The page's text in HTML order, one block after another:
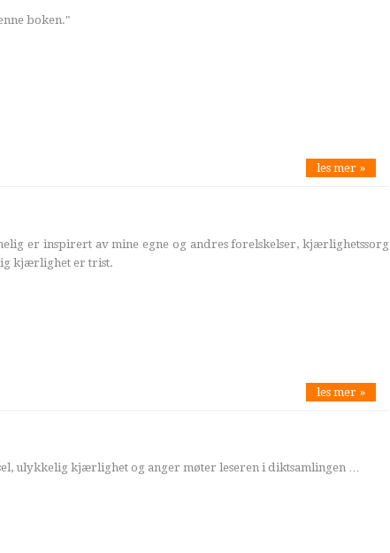
boken."
les mer »
er inspirert av mine egne og andres forelskelser, kjærlighetssorg
kjærlighet er trist.
les mer »
ulykkelig kjærlighet og anger møter leseren i diktsamlingen …